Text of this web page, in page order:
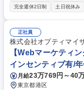
ータベースの分析潜在顧客
■アウトリーチ活動電話や
の製品やサービスについて
顧客との商談のアポイント
談の機会を営業チームに引き
種 【東京/営業・インサ
る環境
完全週休2日制
土日祝休み
正社員
株式会社オプティマイ
【Webマーケティ
インセンティブ有/
月給23万769円～40
東京都港区